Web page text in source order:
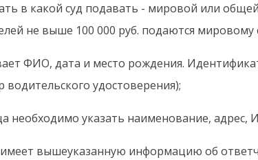
в какой суд подавать - мировой или
не выше 100 000 руб. подаются мировому
ФИО, дата и место рождения.
удостоверения);
необходимо указать наименование, адрес,
имеет вышеуказанную информацию об